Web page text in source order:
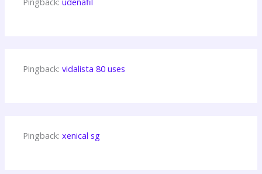
Pingback:vidalista 80 uses
Pingback:xenical sg